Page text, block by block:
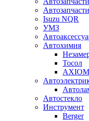
Isuzu NQR
УМЗ
Автохимия
Тосол
AXIOM
Автостекло
Инструмент
Berger